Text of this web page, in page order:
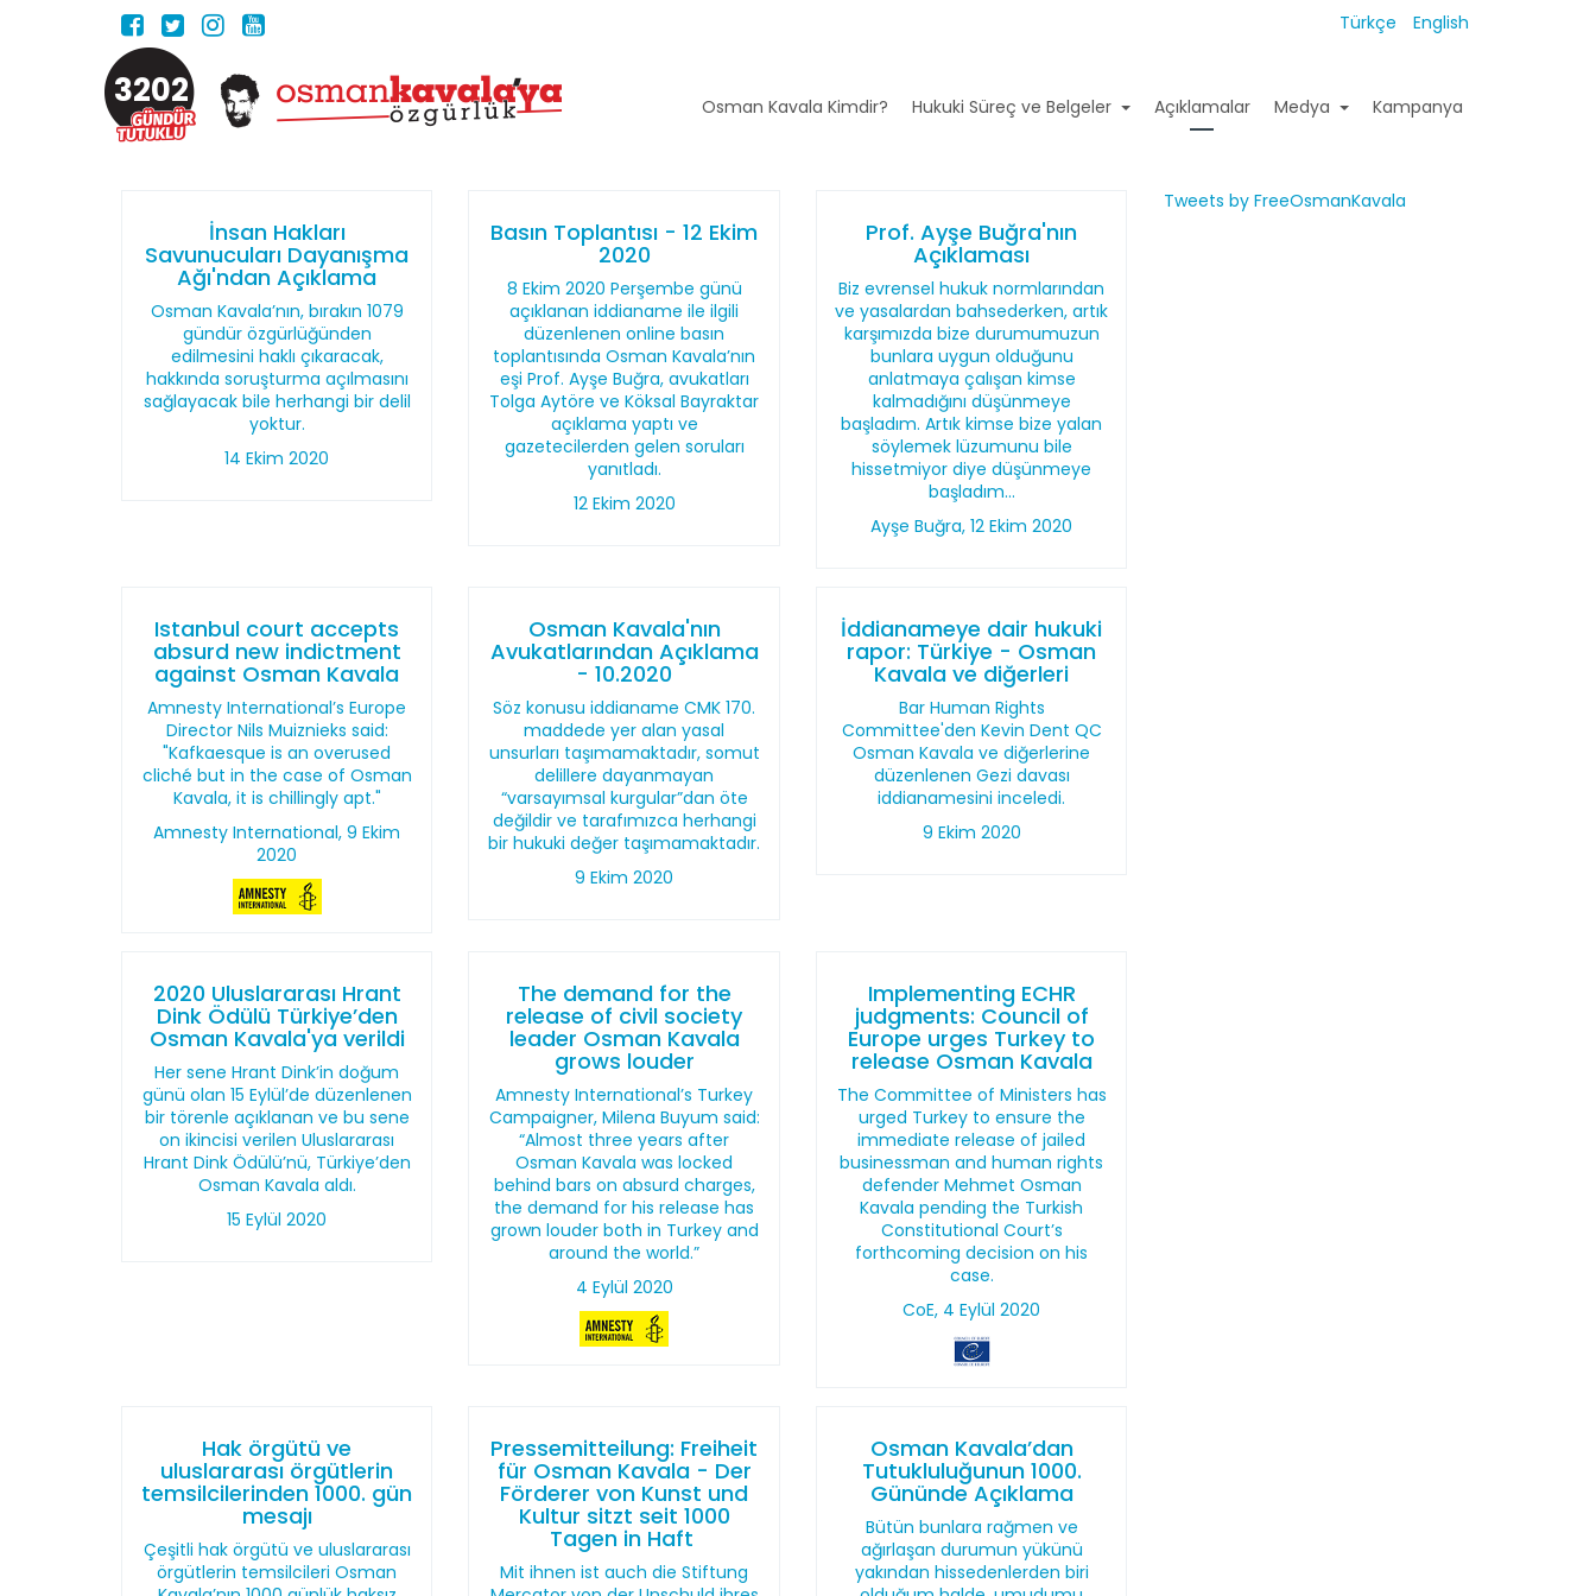
Türkçe English
3202 Osman Kavala Kimdir? Hukuki Süreç ve Belgeler Açıklamalar Medya Kampanya
İnsan Hakları
Savunucuları Dayanışma
Ağı'ndan Açıklama
Osman Kavala’nın, bırakın 1079
gündür özgürlüğünden
edilmesini haklı çıkaracak,
hakkında soruşturma açılmasını
sağlayacak bile herhangi bir delil
yoktur.
14 Ekim 2020
Basın Toplantısı - 12 Ekim
2020
8 Ekim 2020 Perşembe günü
açıklanan iddianame ile ilgili
düzenlenen online basın
toplantısında Osman Kavala’nın
eşi Prof. Ayşe Buğra, avukatları
Tolga Aytöre ve Köksal Bayraktar
açıklama yaptı ve
gazetecilerden gelen soruları
yanıtladı.
12 Ekim 2020
Prof. Ayşe Buğra'nın
Açıklaması
Biz evrensel hukuk normlarından
ve yasalardan bahsederken, artık
karşımızda bize durumumuzun
bunlara uygun olduğunu
anlatmaya çalışan kimse
kalmadığını düşünmeye
başladım. Artık kimse bize yalan
söylemek lüzumunu bile
hissetmiyor diye düşünmeye
başladım...
Ayşe Buğra, 12 Ekim 2020
Istanbul court accepts
absurd new indictment
against Osman Kavala
Amnesty International’s Europe
Director Nils Muiznieks said:
"Kafkaesque is an overused
cliché but in the case of Osman
Kavala, it is chillingly apt."
Amnesty International, 9 Ekim
2020
Osman Kavala'nın
Avukatlarından Açıklama
- 10.2020
Söz konusu iddianame CMK 170.
maddede yer alan yasal
unsurları taşımamaktadır, somut
delillere dayanmayan
“varsayımsal kurgular”dan öte
değildir ve tarafımızca herhangi
bir hukuki değer taşımamaktadır.
9 Ekim 2020
İddianameye dair hukuki
rapor: Türkiye - Osman
Kavala ve diğerleri
Bar Human Rights
Committee'den Kevin Dent QC
Osman Kavala ve diğerlerine
düzenlenen Gezi davası
iddianamesini inceledi.
9 Ekim 2020
2020 Uluslararası Hrant
Dink Ödülü Türkiye’den
Osman Kavala'ya verildi
Her sene Hrant Dink’in doğum
günü olan 15 Eylül’de düzenlenen
bir törenle açıklanan ve bu sene
on ikincisi verilen Uluslararası
Hrant Dink Ödülü’nü, Türkiye’den
Osman Kavala aldı.
15 Eylül 2020
The demand for the
release of civil society
leader Osman Kavala
grows louder
Amnesty International’s Turkey
Campaigner, Milena Buyum said:
“Almost three years after
Osman Kavala was locked
behind bars on absurd charges,
the demand for his release has
grown louder both in Turkey and
around the world.”
4 Eylül 2020
Implementing ECHR
judgments: Council of
Europe urges Turkey to
release Osman Kavala
The Committee of Ministers has
urged Turkey to ensure the
immediate release of jailed
businessman and human rights
defender Mehmet Osman
Kavala pending the Turkish
Constitutional Court’s
forthcoming decision on his
case.
CoE, 4 Eylül 2020
Hak örgütü ve
uluslararası örgütlerin
temsilcilerinden 1000. gün
mesajı
Çeşitli hak örgütü ve uluslararası
örgütlerin temsilcileri Osman
Pressemitteilung: Freiheit
für Osman Kavala - Der
Förderer von Kunst und
Kultur sitzt seit 1000
Tagen in Haft
Mit ihnen ist auch die Stiftung
Osman Kavala’dan
Tutukluluğunun 1000.
Gününde Açıklama
Bütün bunlara rağmen ve
ağırlaşan durumun yükünü
yakından hissedenlerden biri
Tweets by FreeOsmanKavala